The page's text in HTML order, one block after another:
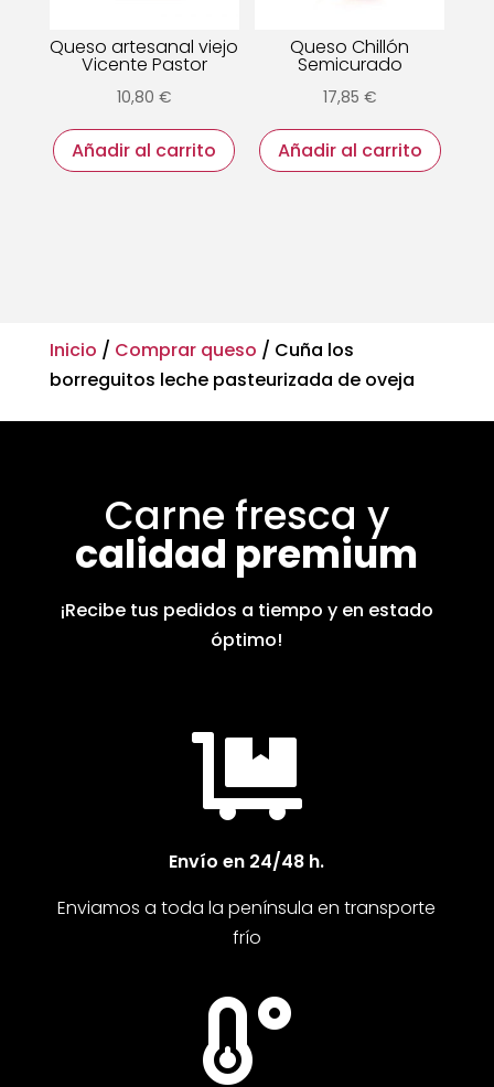
Queso artesanal viejo
Vicente Pastor
10,80 €
Añadir al carrito
Queso Chillón
Semicurado
17,85 €
Añadir al carrito
Inicio / Comprar queso / Cuña los
borreguitos leche pasteurizada de oveja
Carne fresca y
calidad premium
¡Recibe tus pedidos a tiempo y en estado
óptimo!

Envío en 24/48 h.
Enviamos a toda la península en transporte
frío
